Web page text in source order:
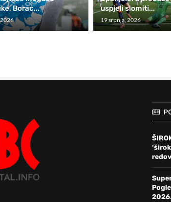
Borac...
uspjeli slomiti...
19 srpnja, 2026